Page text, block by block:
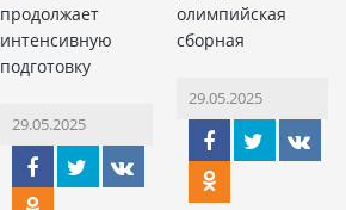
продолжает
интенсивную
подготовку
29.05.2025
олимпийская
сборная
29.05.2025